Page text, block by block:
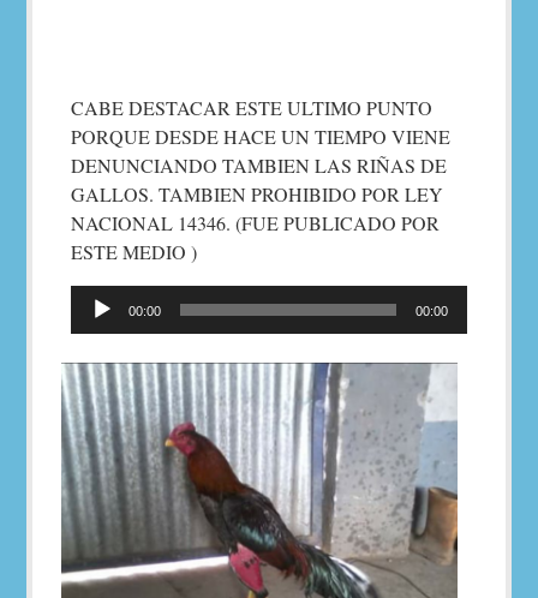
CABE DESTACAR ESTE ULTIMO PUNTO
PORQUE DESDE HACE UN TIEMPO VIENE
DENUNCIANDO TAMBIEN LAS RIÑAS DE
GALLOS. TAMBIEN PROHIBIDO POR LEY
NACIONAL 14346. (FUE PUBLICADO POR
ESTE MEDIO )
Reproductor
de
audio
00:00 00:00